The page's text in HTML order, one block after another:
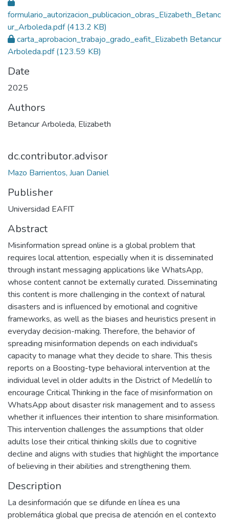
formulario_autorizacion_publicacion_obras_Elizabeth_Betanc
ur_Arboleda.pdf(413.2 KB)
carta_aprobacion_trabajo_grado_eafit_Elizabeth Betancur
Arboleda.pdf(123.59 KB)
Date
2025
Authors
Betancur Arboleda, Elizabeth
dc.contributor.advisor
Mazo Barrientos, Juan Daniel
Publisher
Universidad EAFIT
Abstract
Misinformation spread online is a global problem that
requires local attention, especially when it is disseminated
through instant messaging applications like WhatsApp,
whose content cannot be externally curated. Disseminating
this content is more challenging in the context of natural
disasters and is influenced by emotional and cognitive
frameworks, as well as the biases and heuristics present in
everyday decision-making. Therefore, the behavior of
spreading misinformation depends on each individual's
capacity to manage what they decide to share. This thesis
reports on a Boosting-type behavioral intervention at the
individual level in older adults in the District of Medellín to
encourage Critical Thinking in the face of misinformation on
WhatsApp about disaster risk management and to assess
whether it influences their intention to share misinformation.
This intervention challenges the assumptions that older
adults lose their critical thinking skills due to cognitive
decline and aligns with studies that highlight the importance
of believing in their abilities and strengthening them.
Description
La desinformación que se difunde en línea es una
problemática global que precisa de atención en el contexto